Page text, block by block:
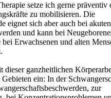
setze ich gerne präventiv
zu mobilisieren. Die
eignet sich aber auch bei
und kann bei
Erwachsenen und alten
dieser ganzheitlichen
ein: In der
zur